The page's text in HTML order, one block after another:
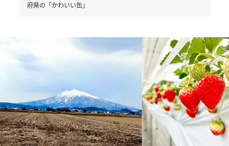
府県の「かわいい缶」